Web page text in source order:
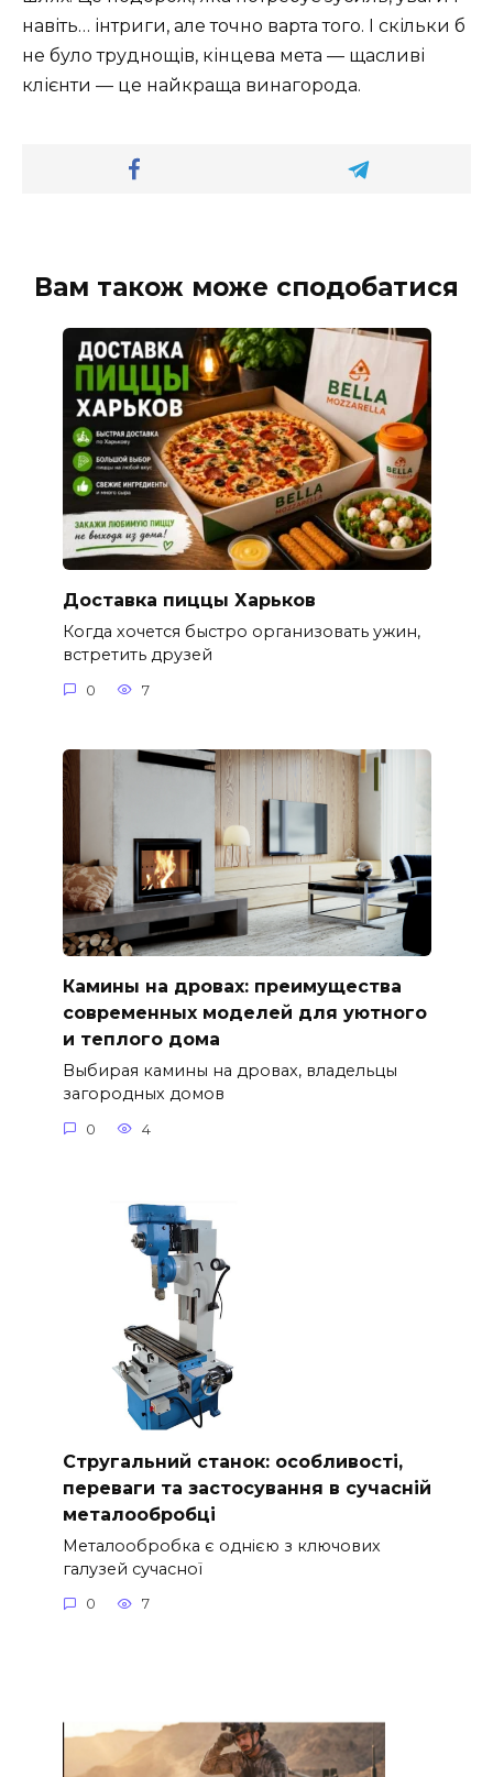
навіть… інтриги, але точно варта того. І скільки б
не було труднощів, кінцева мета — щасливі
клієнти — це найкраща винагорода.
Вам також може сподобатися
Доставка пиццы Харьков
Когда хочется быстро организовать ужин,
встретить друзей
0 7
Камины на дровах: преимущества
современных моделей для уютного
и теплого дома
Выбирая камины на дровах, владельцы
загородных домов
0 4
Стругальний станок: особливості,
переваги та застосування в сучасній
металообробці
Металообробка є однією з ключових
галузей сучасної
0 7